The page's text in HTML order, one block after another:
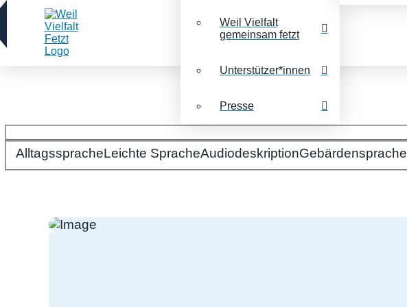
Weil Vielfalt
gemeinsam fetzt
Unterstützer*innen
Presse
Bitte wählen Sie Ihre Spracheinstellungen:
AlltagsspracheLeichte SpracheAudiodeskriptionGebärdensprache